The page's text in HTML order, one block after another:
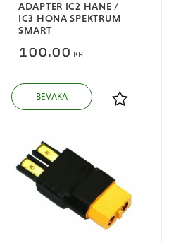
till i favoriter
ADAPTER IC2 HANE /
IC3 HONA SPEKTRUM
SMART
100,00 KR
Lägg till i